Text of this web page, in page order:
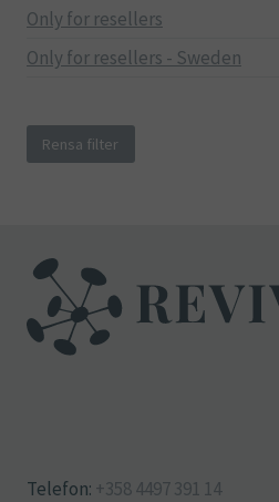
Only for resellers
Only for resellers - Sweden
Rensa filter
Telefon: +358 4497 391 14